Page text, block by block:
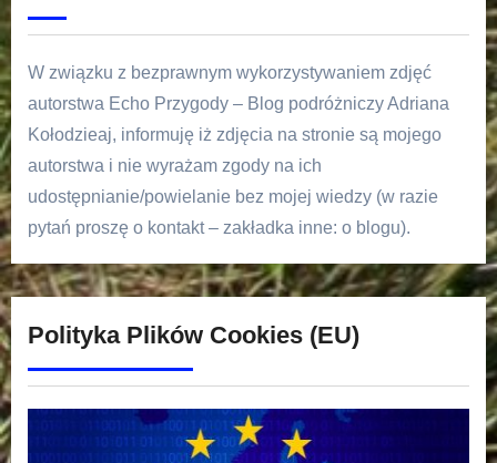
W związku z bezprawnym wykorzystywaniem zdjęć
autorstwa Echo Przygody – Blog podróżniczy Adriana
Kołodzieaj, informuję iż zdjęcia na stronie są mojego
autorstwa i nie wyrażam zgody na ich
udostępnianie/powielanie bez mojej wiedzy (w razie
pytań proszę o kontakt – zakładka inne: o blogu).
Polityka Plików Cookies (EU)